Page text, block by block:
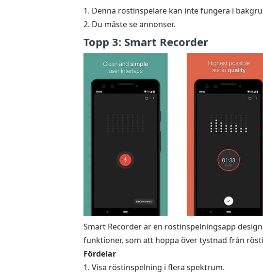
1. Denna röstinspelare kan inte fungera i
2. Du måste se annonser.
Topp 3: Smart Recorder
Smart Recorder är en röstinspelningsapp
funktioner, som att hoppa över tystnad från
Fördelar
1. Visa röstinspelning i flera spektrum.